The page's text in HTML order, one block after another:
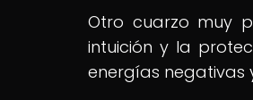
Otro cuarzo muy
intuición y la
energías negativas